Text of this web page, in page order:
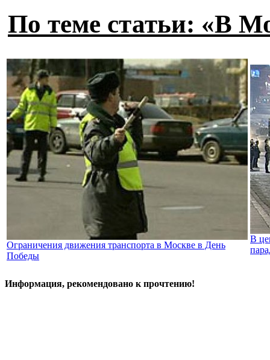
По теме статьи: «В
Ограничения движения транспорта в Москве в День
Победы
В
Информация, рекомендовано к прочтению!